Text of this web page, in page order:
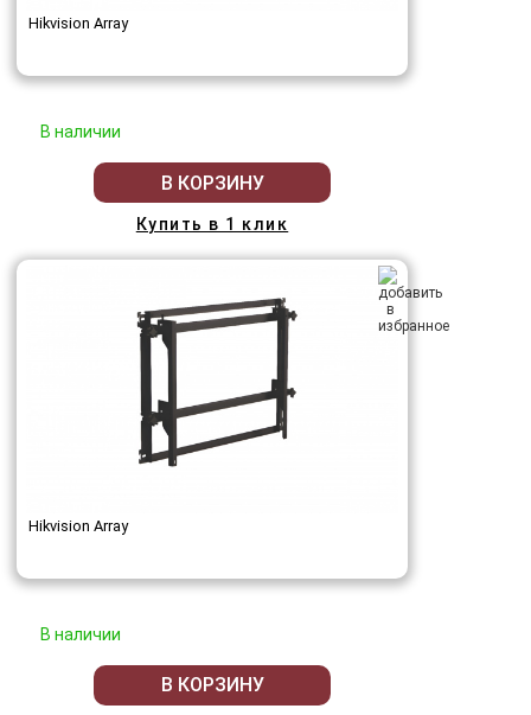
Hikvision Array
В наличии
В КОРЗИНУ
Купить в 1 клик
Hikvision Array
В наличии
В КОРЗИНУ